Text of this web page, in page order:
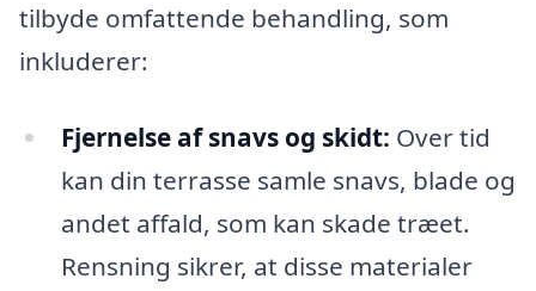
tilbyde omfattende behandling, som
inkluderer:
Fjernelse af snavs og skidt: Over tid
kan din terrasse samle snavs, blade og
andet affald, som kan skade træet.
Rensning sikrer, at disse materialer